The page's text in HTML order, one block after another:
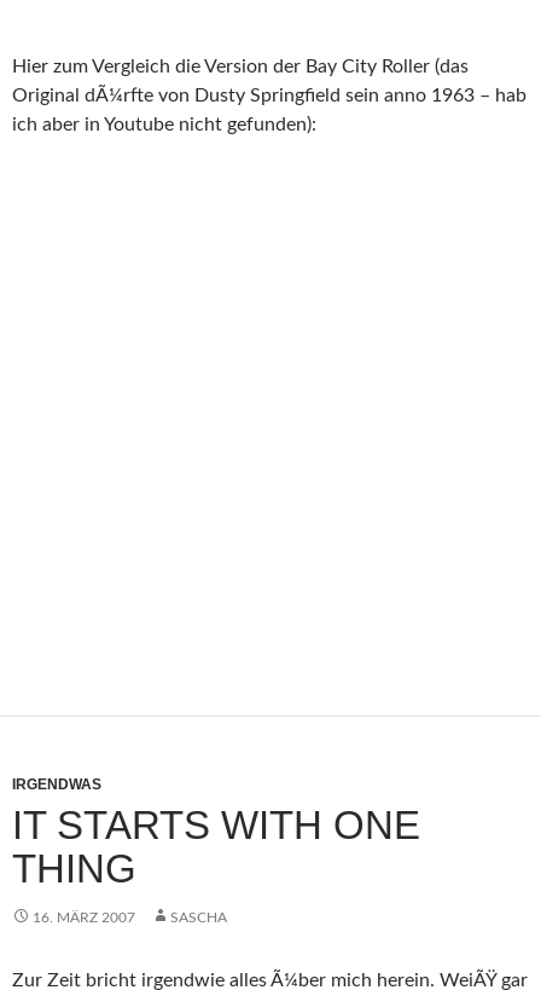
Hier zum Vergleich die Version der Bay City Roller (das
Original dÃ¼rfte von Dusty Springfield sein anno 1963 – hab
ich aber in Youtube nicht gefunden):
IRGENDWAS
IT STARTS WITH ONE
THING
16. MÄRZ 2007 SASCHA
Zur Zeit bricht irgendwie alles Ã¼ber mich herein. WeiÃŸ gar